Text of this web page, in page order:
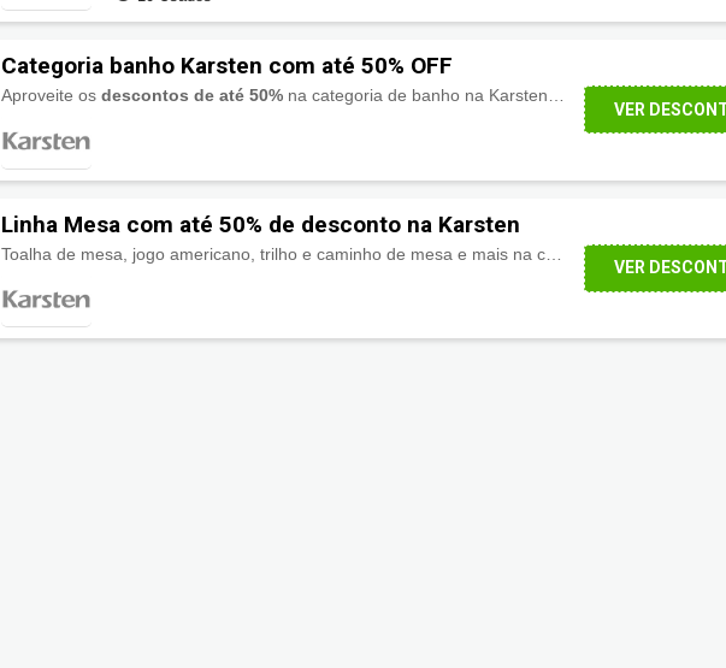
Categoria banho Karsten com até 50% OFF
Aproveite osdescontos de até 50% na categoria de banho na Karsten, tolha de banho, de rosto, jogo de banho, banhão e mais.
VER
Linha Mesa com até 50% de desconto na Karsten
VER